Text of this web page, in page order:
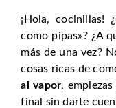
¡Hola, cocinillas!
como pipas»? ¿A
más de una vez?
cosas ricas de
al vapor,
final sin darte